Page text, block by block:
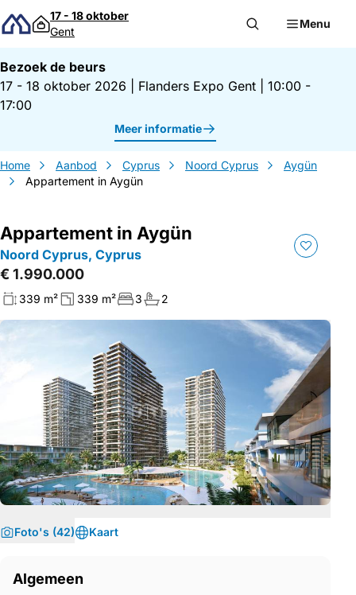
Direct naar inhoud
17 - 18 oktober
Gent
Menu
Bezoek de beurs
17 - 18 oktober 2026
Flanders Expo Gent
10:00 -
17:00
Meer informatie
Home Aanbod Cyprus Noord Cyprus
Aygün
Appartement in Aygün
Appartement in Aygün
Noord Cyprus, Cyprus
€ 1.990.000
339 m² 339 m² 3 2
Foto's (42) Kaart
Algemeen